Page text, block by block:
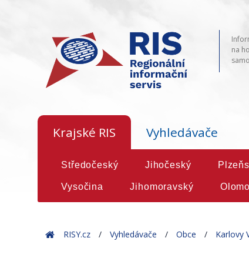
na
Krajské RIS Vyhledávače
Středočeský Jihočeský
Vysočina Jihomoravský
HomeRISY.cz Vyhledávače Obce Karlovy